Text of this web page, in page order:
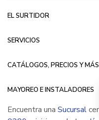
EL SURTIDOR
SERVICIOS
CATÁLOGOS, PRECIOS Y MÁS
MAYOREO E INSTALADORES
Encuentra una Sucursal